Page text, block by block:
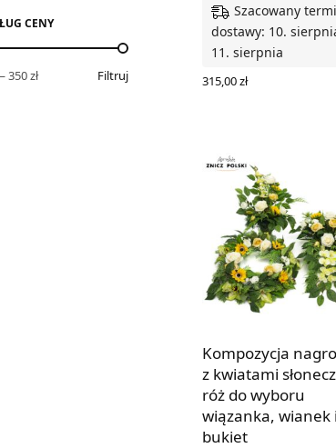
CENY
Filtruj
350 zł
Szacowany
dostawy: 10.
11. sierpnia
315,00zł
Kompozycja
z kwiatami
róż do wyboru
wiązanka, wianek i
bukiet